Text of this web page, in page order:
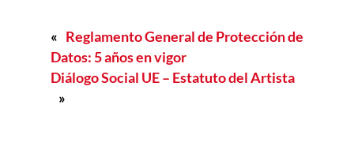
« Reglamento General de Protección de
Datos: 5 años en vigor
Diálogo Social UE – Estatuto del Artista
»